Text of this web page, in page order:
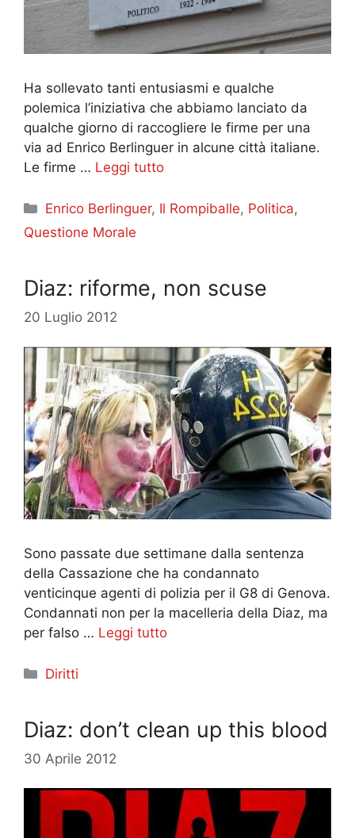
Ha sollevato tanti entusiasmi e qualche
polemica l’iniziativa che abbiamo lanciato da
qualche giorno di raccogliere le firme per una
via ad Enrico Berlinguer in alcune città italiane.
Le firme … Leggi tutto
Categorie
Enrico Berlinguer, Il Rompiballe, Politica,
Questione Morale
Diaz: riforme, non scuse
20 Luglio 2012
Sono passate due settimane dalla sentenza
della Cassazione che ha condannato
venticinque agenti di polizia per il G8 di Genova.
Condannati non per la macelleria della Diaz, ma
per falso … Leggi tutto
Categorie
Diritti
Diaz: don’t clean up this blood
30 Aprile 2012